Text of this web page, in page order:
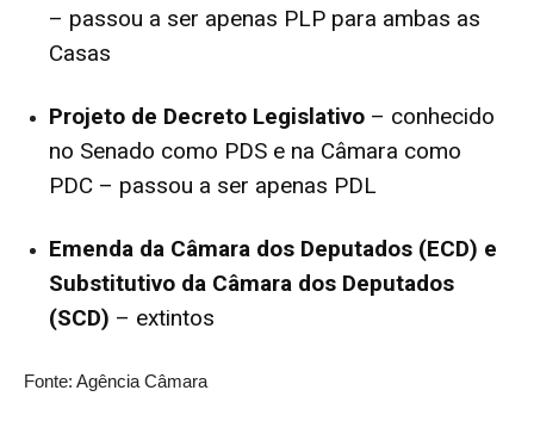
– passou a ser apenas PLP para ambas as
Casas
Projeto de Decreto Legislativo – conhecido
no Senado como PDS e na Câmara como
PDC – passou a ser apenas PDL
Emenda da Câmara dos Deputados (ECD) e
Substitutivo da Câmara dos Deputados
(SCD) – extintos
Fonte: Agência Câmara